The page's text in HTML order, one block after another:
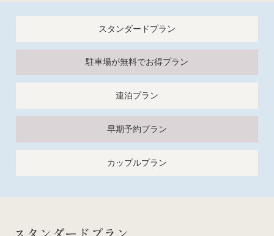
スタンダードプラン
駐車場が無料でお得プラン
連泊プラン
早期予約プラン
カップルプラン